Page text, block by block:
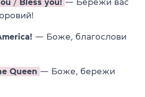
/ Bless you! — Бережи вас
— Боже, благослови
Queen — Боже, бережи